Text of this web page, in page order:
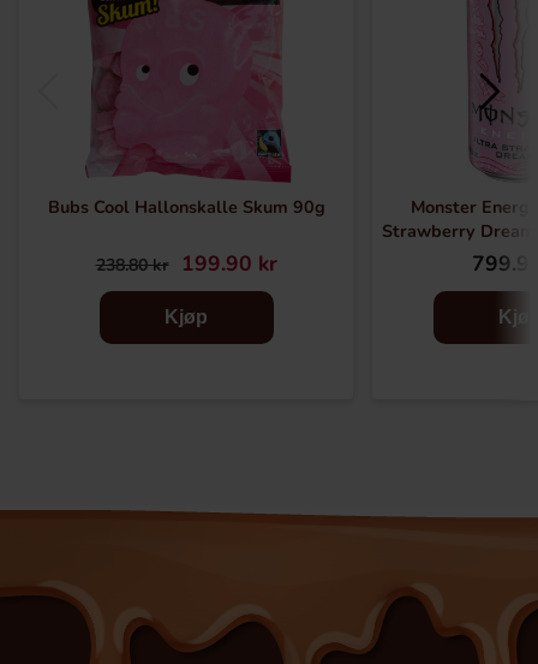
Bubs Cool Hallonskalle Skum 90g
238.80 kr 199.90 kr
Kjøp
Monster
Strawberry